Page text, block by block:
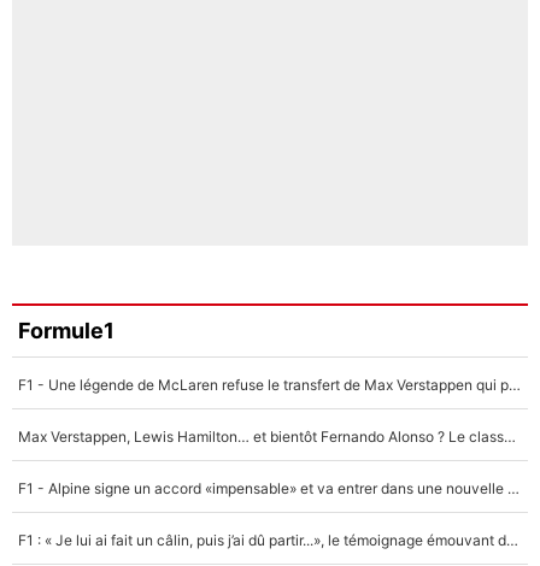
Formule1
F1 - Une légende de McLaren refuse le transfert de Max Verstappen qui pourrait «faire des vagues» et plomber l'ambiance dans l'équipe
Max Verstappen, Lewis Hamilton… et bientôt Fernando Alonso ? Le classement des pilotes les mieux payés en Formule 1 risque de changer !
F1 - Alpine signe un accord «impensable» et va entrer dans une nouvelle dimension : Grande nouvelle pour Pierre Gasly !
F1 : « Je lui ai fait un câlin, puis j’ai dû partir...», le témoignage émouvant de Max Verstappen sur sa fille